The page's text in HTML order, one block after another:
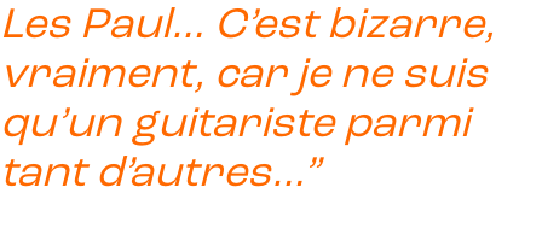
Les Paul… C’est bizarre,
vraiment, car je ne suis
qu’un guitariste parmi
tant d’autres…”